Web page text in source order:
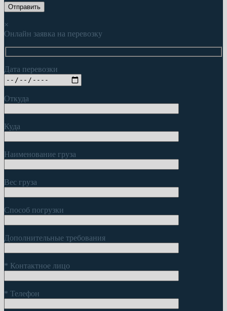
×
Онлайн заявка на перевозку
Дата перевозки
Откуда
Куда
Наименование груза
Вес груза
Способ погрузки
Дополнительные требования
* Контактное лицо
* Телефон